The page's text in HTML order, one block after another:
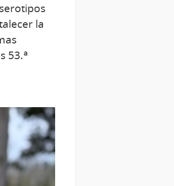
la
53.ª